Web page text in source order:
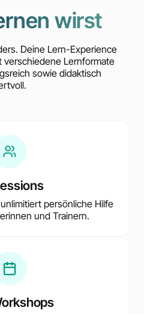
wirst
Deine Lern-Experience
verschiedene Lernformate
sowie didaktisch
persönliche Hilfe
und Trainern.